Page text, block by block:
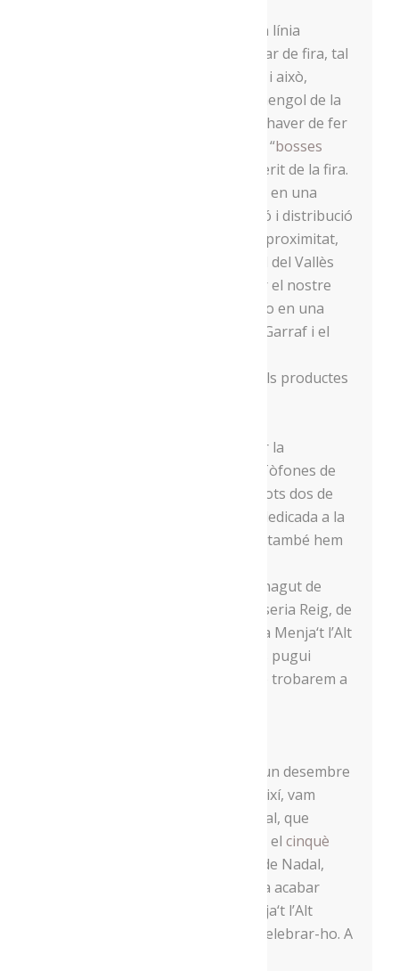
Aquesta tardor no hem pogut anar de fira, tal
com ens agrada fer cada any. Tot i això,
coincidint amb la Fira de Sant Ermengol de la
Seu d’Urgell -que finalment es va haver de fer
en format digital- vam idear unes “bosses
” per mantenir viu l’esperit de la fira.
Encara a l’octubre, vam participar en una
jornada virtual de comercialització i distribució
de productes agroalimentaris de proximitat,
organitzada pel Consell Comarcal del Vallès
Occidental, on vam poder explicar el nostre
projecte. També vam poder fer-ho en una
altra jornada virtual a l’àmbit del Garraf i el
comercialització i la distribució dels productes
També al novembre vam celebrar la
incorporació de tres nous socis: Tòfones de
les Feixes i Tòfones Josep Miró, tots dos de
, dedicada a la
ceràmica i l’artesania. Aquest any també hem
, de Bar, i hem hagut de
lamentar la baixa del Forn-pastisseria Reig, de
Coll de Nargó, per motius aliens a Menja‘t l’Alt
Urgell. Esperem que la situació es pugui
solucionar i puguin tornar, ja que trobarem a
Finalment, vam tancar l’any amb un desembre
ple d’activitats i alguna novetat. Així, vam
tornar a preparar els lots de Nadal, que
justament enguany han complert el cinquè
. La preparació de lots de Nadal,
l’any 2015, va ser l’espurna que va acabar
Menja‘t l’Alt
Urgell com a entitat, i vam voler celebrar-ho. A